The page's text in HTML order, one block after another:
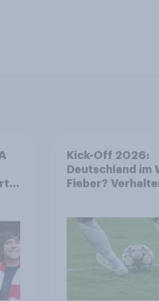
Kick-Off 2026:
Deutschland im
Fieber?